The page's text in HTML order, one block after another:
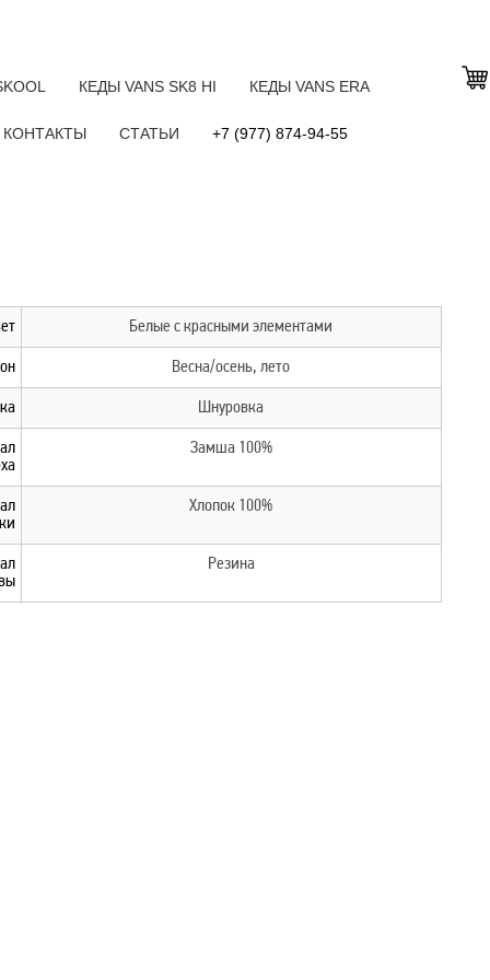
КЕДЫ VANS SK8 HI КЕДЫ VANS ERA
КОНТАКТЫ СТАТЬИ +7 (977) 874-94-55
Белые с красными элементами
Весна/осень, лето
Шнуровка
Замша 100%
Хлопок 100%
Резина